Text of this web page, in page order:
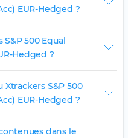
EUR-Hedged ?
500 Equal
Hedged ?
S&P 500
EUR-Hedged ?
dans le